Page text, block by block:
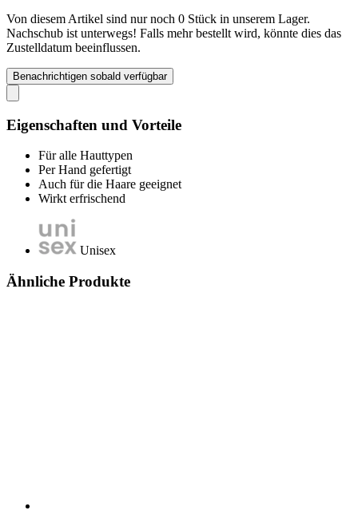
Von diesem Artikel sind nur noch 0 Stück in unserem Lager.
Nachschub ist unterwegs! Falls mehr bestellt wird, könnte dies das
Zustelldatum beeinflussen.
Benachrichtigen sobald verfügbar
Eigenschaften und Vorteile
Für alle Hauttypen
Per Hand gefertigt
Auch für die Haare geeignet
Wirkt erfrischend
Unisex
Ähnliche Produkte